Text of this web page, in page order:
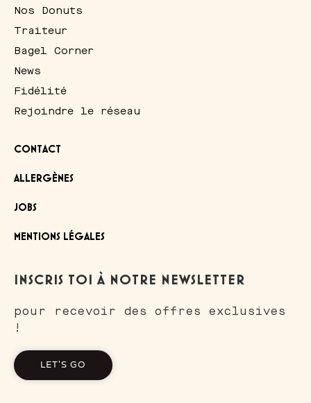
Nos Donuts
Traiteur
Bagel Corner
News
Fidélité
Rejoindre le réseau
CONTACT
ALLERGÈNES
JOBS
MENTIONS LÉGALES
INSCRIS TOI À NOTRE NEWSLETTER
pour recevoir des offres exclusives
!
LET'S GO